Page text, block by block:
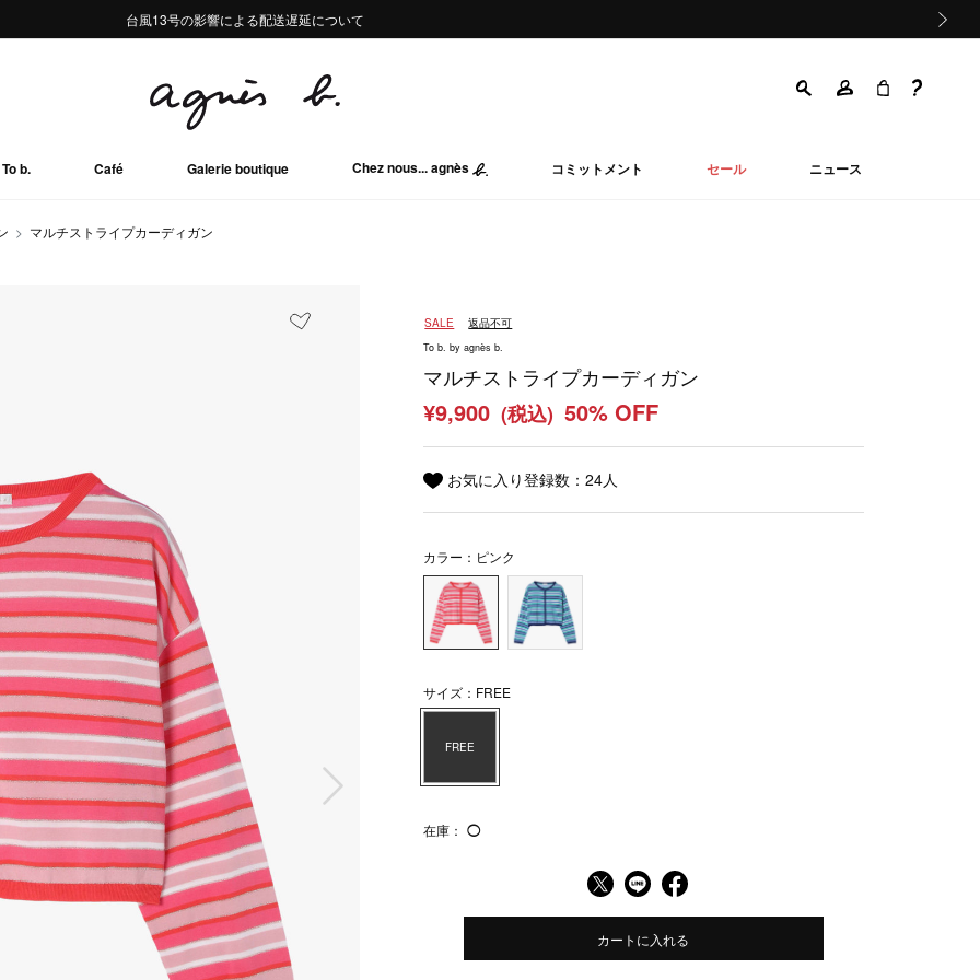
熊本地域地震の影響による配送遅延について
Summer Sale 2buy10%OFF!!
台風13号の影響による配送遅延について
熊本地域地震の影響による配送遅延について
Summer Sale 2buy10%OFF!!
To b. Café Galerie boutique Chez nous... agnès コミットメント セール ニュース
マルチストライプカーディガン
SALE 返品不可
To b. by agnès b.
マルチストライプカーディガン
¥9,900 (税込) 50% OFF
お気に入り登録数：24人
カラー：ピンク
サイズ：FREE
FREE
在庫： ◯
カートに入れる